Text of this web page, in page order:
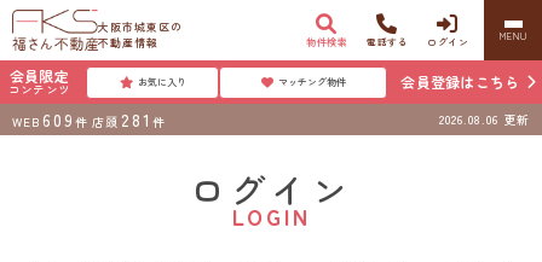
大阪市城東区の
不動産情報
物件検索 電話する ログイン MENU
会員限定
コンテンツ お気に入り マッチング物件 会員登録はこちら
WEB 609 件 店頭 281 件 2026.08.06 更新
ログイン
LOGIN